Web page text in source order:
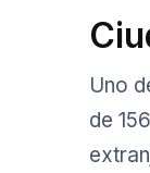
Uno
de